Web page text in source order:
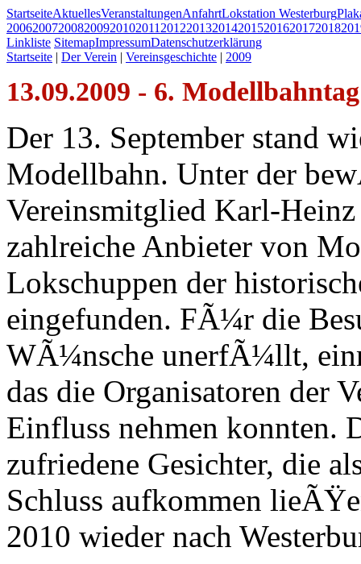
StartseiteAktuellesVeranstaltungenAnfahrtLokstation Westerburg
200620072008200920102011 2012201320142015201620172018
Linkliste SitemapImpressumDatenschutzerklärung
Startseite | Der Verein | Vereinsgeschichte | 2009
13.09.2009 - 6.
Der 13. September stand
Modellbahn. Unter der
Vereinsmitglied Karl-
zahlreiche Anbieter von
Lokschuppen der
eingefunden. FÃ¼r die
WÃ¼nsche unerfÃ¼llt,
das die Organisatoren der
Einfluss nehmen konnten.
zufriedene Gesichter, die
Schluss aufkommen
2010 wieder nach